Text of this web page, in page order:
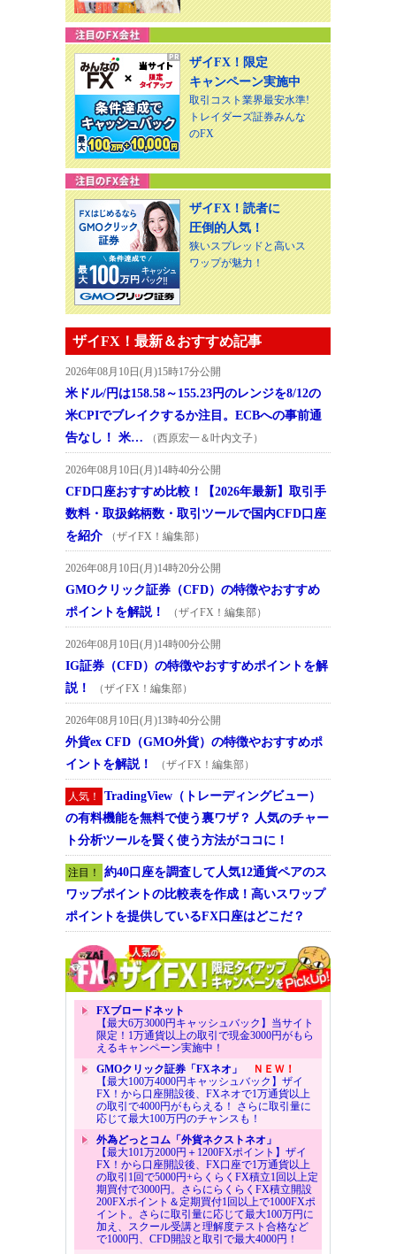
ザイFX！限定
キャンペーン実施中
取引コスト業界最安水準!
トレイダーズ証券みんな
のFX
ザイFX！読者に
圧倒的人気！
狭いスプレッドと高いス
ワップが魅力！
ザイFX！最新＆おすすめ記事
2026年08月10日(月)15時17分公開
米ドル/円は158.58～155.23円のレンジを8/12の
米CPIでブレイクするか注目。ECBへの事前通
告なし！ 米…
（西原宏一＆叶内文子）
2026年08月10日(月)14時40分公開
CFD口座おすすめ比較！【2026年最新】取引手
数料・取扱銘柄数・取引ツールで国内CFD口座
を紹介
（ザイFX！編集部）
2026年08月10日(月)14時20分公開
GMOクリック証券（CFD）の特徴やおすすめ
ポイントを解説！
（ザイFX！編集部）
2026年08月10日(月)14時00分公開
IG証券（CFD）の特徴やおすすめポイントを解
説！
（ザイFX！編集部）
2026年08月10日(月)13時40分公開
外貨ex CFD（GMO外貨）の特徴やおすすめポ
イントを解説！
（ザイFX！編集部）
人気！
TradingView（トレーディングビュー）
の有料機能を無料で使う裏ワザ？ 人気のチャー
ト分析ツールを賢く使う方法がココに！
注目！
約40口座を調査して人気12通貨ペアのス
ワップポイントの比較表を作成！高いスワップ
ポイントを提供しているFX口座はどこだ？
FXブロードネット
【最大6万3000円キャッシュバック】当サイト
限定！1万通貨以上の取引で現金3000円がもら
えるキャンペーン実施中！
GMOクリック証券「FXネオ」
ＮＥＷ！
【最大100万4000円キャッシュバック】ザイ
FX！から口座開設後、FXネオで1万通貨以上
の取引で4000円がもらえる！ さらに取引量に
応じて最大100万円のチャンスも！
外為どっとコム「外貨ネクストネオ」
【最大101万2000円＋1200FXポイント】ザイ
FX！から口座開設後、FX口座で1万通貨以上
の取引1回で5000円+らくらくFX積立1回以上定
期買付で3000円。さらにらくらくFX積立開設
200FXポイント＆定期買付1回以上で1000FXポ
イント。さらに取引量に応じて最大100万円に
加え、スクール受講と理解度テスト合格など
で1000円、CFD開設と取引で最大4000円！